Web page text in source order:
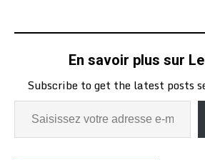
En savoir plus sur
Subscribe to get the latest posts